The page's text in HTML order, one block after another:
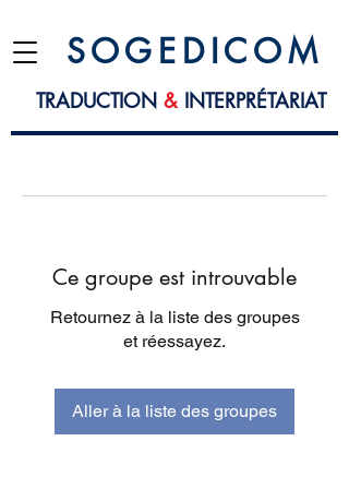
S O G E D I C O M
TRADUCTION &INTERPRÉTARIAT
Ce groupe est introuvable
Retournez à la liste des groupes
et réessayez.
Aller à la liste des groupes